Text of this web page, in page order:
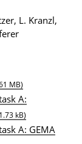
L. Kranzl,
MB)
A:
kB)
A: GEMA